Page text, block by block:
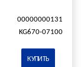
00000000131
KG670-07100
КУПИТЬ